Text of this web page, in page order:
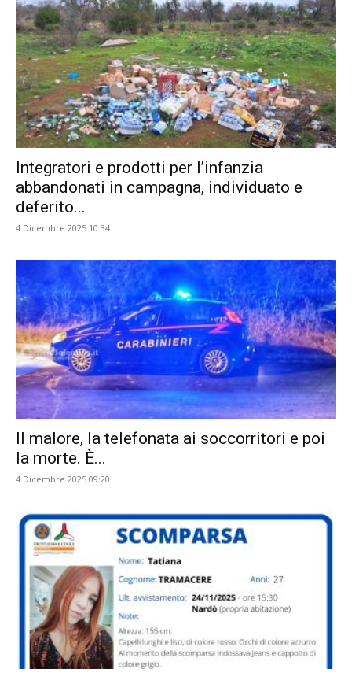
Integratori e prodotti per l’infanzia
abbandonati in campagna, individuato e
deferito...
4 Dicembre 2025 10:34
Il malore, la telefonata ai soccorritori e poi
la morte. È...
4 Dicembre 2025 09:20